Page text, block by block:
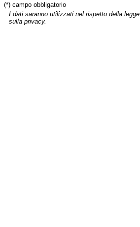
(*) campo obbligatorio
I dati saranno utilizzati nel rispetto della legge
sulla privacy.